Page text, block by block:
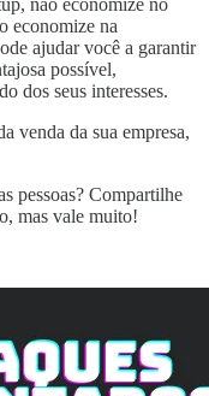
não economize no
economize na
ajudar você a garantir
possível,
dos seus interesses.
venda da sua empresa,
pessoas? Compartilhe
mas vale muito!